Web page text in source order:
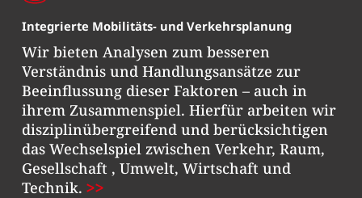
Integrierte Mobilitäts- und Verkehrsplanung
Wir bieten Analysen zum besseren
Verständnis und Handlungsansätze zur
Beeinflussung dieser Faktoren – auch in
ihrem Zusammenspiel. Hierfür arbeiten wir
disziplinübergreifend und berücksichtigen
das Wechselspiel zwischen Verkehr, Raum,
Gesellschaft , Umwelt, Wirtschaft und
Technik.